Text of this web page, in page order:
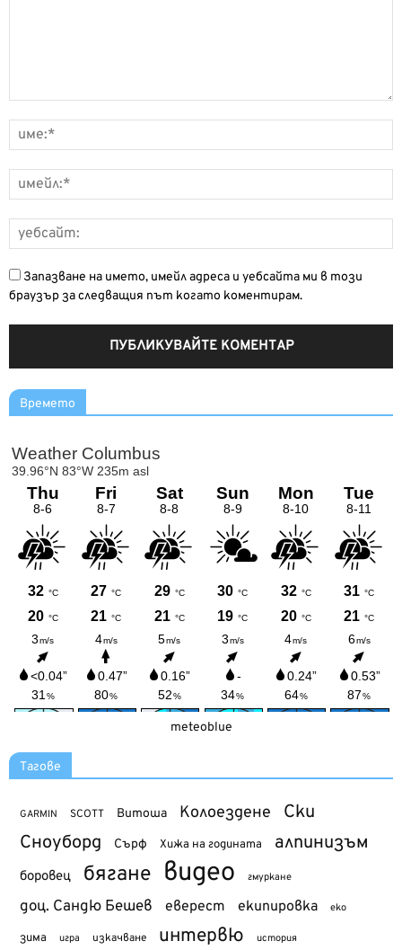
Запазване на името, имейл адреса и уебсайта ми в този
браузър за следващия път когато коментирам.
Времето
meteoblue
Тагове
GARMIN SCOTT Витоша Колоездене Ски
Сноуборд Сърф Хижа на годината алпинизъм
боровец бягане видео гмуркане
доц. Сандю Бешев еверест екипировка еко
зима игра изкачване интервю история